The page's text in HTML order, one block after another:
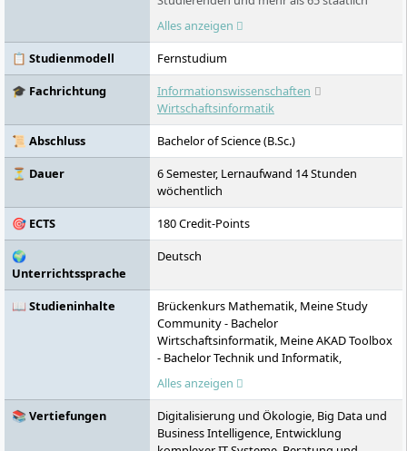
anerkannten Studiengängen. Das
Studienmodell ist vollständig digital und
richtet sich an Berufstätige, die Bachelor,
absolvieren wollen. Kein fester
Stundenplan, kein Präsenzpflicht – dafür ein
Erfolgsquote von 96 Prozent in den
Abschlussprüfungen.
Alles anzeigen
📋 Studienmodell
Fernstudium
🎓 Fachrichtung
Informationswissenschaften
Wirtschaftsinformatik
📜 Abschluss
Bachelor of Science (B.Sc.)
⏳ Dauer
6 Semester, Lernaufwand 14 Stunden
wöchentlich
🎯 ECTS
180 Credit-Points
🌍
Unterrichtssprache
Deutsch
📖 Studieninhalte
Brückenkurs Mathematik, Meine Study
Community - Bachelor
Wirtschaftsinformatik, Meine AKAD Toolbox
- Bachelor Technik und Informatik,
Schlüsselqualifikationen für Studium und
Beruf, Grundlagen und Anwendungen der
Wirtschaftsinformatik, English for Computer
Science - Introduction, Grundlagen
objektorientierte Softwareentwicklung,
Alles anzeigen
📚 Vertiefungen
Digitalisierung und Ökologie, Big Data und
Business Intelligence, Entwicklung